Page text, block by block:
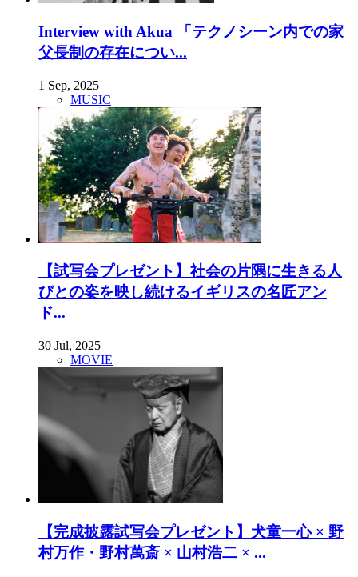
Interview with Akua 「テクノシーン内での家
父長制の存在につい...
1 Sep, 2025
MUSIC
【試写会プレゼント】社会の片隅に生きる人
びとの姿を映し続けるイギリスの名匠アン
ド...
30 Jul, 2025
MOVIE
【完成披露試写会プレゼント】犬童一心 × 野
村万作・野村萬斎 × 山村浩二 × ...